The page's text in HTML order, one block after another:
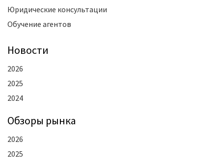
Юридические консультации
Обучение агентов
Новости
2026
2025
2024
Oбзоры рынка
2026
2025